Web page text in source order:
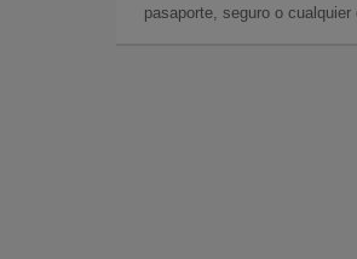
pasaporte, seguro o